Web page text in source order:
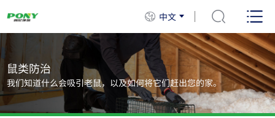
中文
鼠类防治
我们知道什么会吸引老鼠，以及如何将它们赶出您的家。